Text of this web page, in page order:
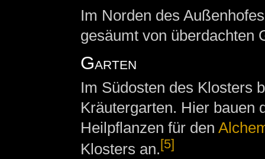
Im Norden des
gesäumt von überdachten
Garten
Im Südosten des Klosters
Kräutergarten. Hier bauen
Heilpflanzen für den
Klosters an. [5]